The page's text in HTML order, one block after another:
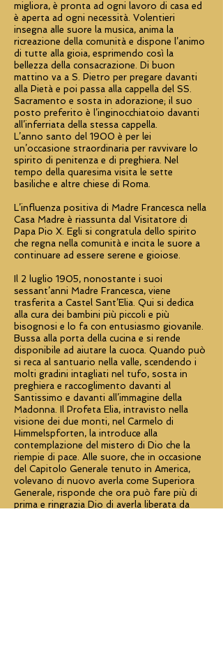
migliora, è pronta ad ogni lavoro di casa ed
è aperta ad ogni necessità. Volentieri
insegna alle suore la musica, anima la
ricreazione della comunità e dispone l’animo
di tutte alla gioia, esprimendo così la
bellezza della consacrazione. Di buon
mattino va a S. Pietro per pregare davanti
alla Pietà e poi passa alla cappella del SS.
Sacramento e sosta in adorazione; il suo
posto preferito è l’inginocchiatoio davanti
all’inferriata della stessa cappella.
L’anno santo del 1900 è per lei
un’occasione straordinaria per ravvivare lo
spirito di penitenza e di preghiera. Nel
tempo della quaresima visita le sette
basiliche e altre chiese di Roma.
L’influenza positiva di Madre Francesca nella
Casa Madre è riassunta dal Visitatore di
Papa Pio X. Egli si congratula dello spirito
che regna nella comunità e incita le suore a
continuare ad essere serene e gioiose.
Il 2 luglio 1905, nonostante i suoi
sessant’anni Madre Francesca, viene
trasferita a Castel Sant’Elia. Qui si dedica
alla cura dei bambini più piccoli e più
bisognosi e lo fa con entusiasmo giovanile.
Bussa alla porta della cucina e si rende
disponibile ad aiutare la cuoca. Quando può
si reca al santuario nella valle, scendendo i
molti gradini intagliati nel tufo, sosta in
preghiera e raccoglimento davanti al
Santissimo e davanti all’immagine della
Madonna. Il Profeta Elia, intravisto nella
visione dei due monti, nel Carmelo di
Himmelspforten, la introduce alla
contemplazione del mistero di Dio che la
riempie di pace. Alle suore, che in occasione
del Capitolo Generale tenuto in America,
volevano di nuovo averla come Superiora
Generale, risponde che ora può fare più di
prima e ringrazia Dio di averla liberata da